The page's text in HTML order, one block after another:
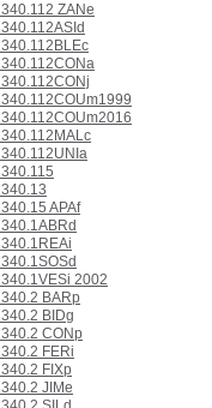
340.112 ZANe
340.112ASId
340.112BLEc
340.112CONa
340.112CONj
340.112COUm1999
340.112COUm2016
340.112MALc
340.112UNIa
340.115
340.13
340.15 APAf
340.1ABRd
340.1REAi
340.1SOSd
340.1VESi 2002
340.2 BARp
340.2 BIDg
340.2 CONp
340.2 FERi
340.2 FIXp
340.2 JIMe